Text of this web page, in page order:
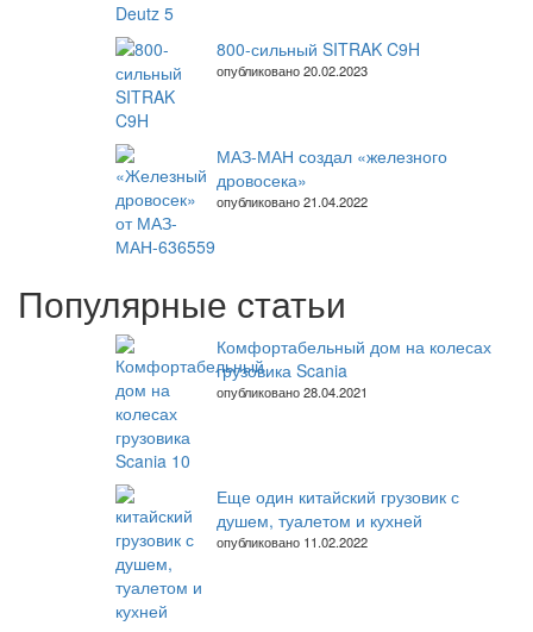
800-сильный SITRAK C9H
опубликовано 20.02.2023
МАЗ-МАН создал «железного
дровосека»
опубликовано 21.04.2022
Популярные статьи
Комфортабельный дом на колесах
грузовика Scania
опубликовано 28.04.2021
Еще один китайский грузовик с
душем, туалетом и кухней
опубликовано 11.02.2022